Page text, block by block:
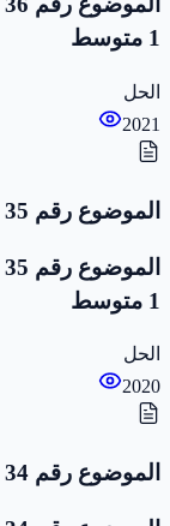
1 متوسط
الحل
2021
الموضوع رقم 35
1 متوسط
الحل
2020
الموضوع رقم 34